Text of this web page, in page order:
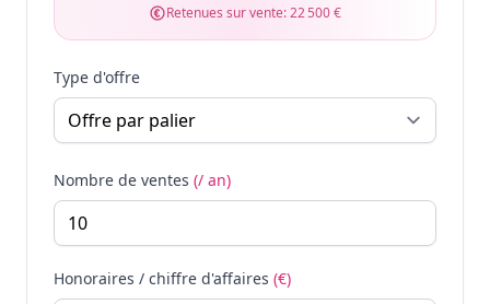
Retenues sur vente:22 500 €
Type d'offre
Nombre de ventes (/ an)
Honoraires / chiffre d'affaires (€)